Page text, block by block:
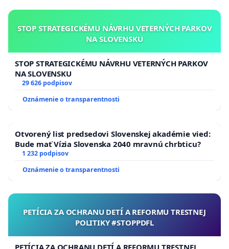
Za peticiu kona
Ivan Matusik/ Razzle
P.O.Box 70, 827 70 Bratislava 212
STOP STRATEGICKÉMU NÁVRHU VETERNÝCH PARKOV
NA SLOVENSKU
STOP STRATEGICKÉMU NÁVRHU VETERNÝCH PARKOV
NA SLOVENSKU
29 626 podpisov
Oznámenie o transparentnosti
Otvorený list predsedovi Slovenskej akadémie vied:
Bude mať Vízia Slovenska 2040 mravnú chrbticu?
1 232 podpisov
Oznámenie o transparentnosti
PETÍCIA ZA OCHRANU DETÍ A REFORMU TRESTNEJ
POLITIKY #STOPPDFL
PETÍCIA ZA OCHRANU DETÍ A REFORMU TRESTNEJ